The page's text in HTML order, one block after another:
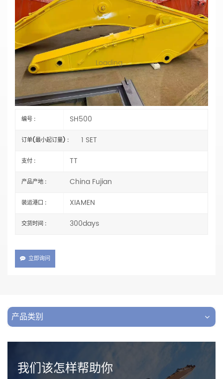
Loading...
主要参数
型号：SH500
类型：
长度：选择
材料：Q355B 或 Q690D
状态：全新
机械臂气缸类型：外贸类型（外国）
规格：OEM
水桶容量：选择
认证：CE、ISO9001:2000
编号 : SH500
订单(最小起订量) : 1 SET
支付 : TT
产品产地 : China Fujian
装运港口 : XIAMEN
交货时间 : 300days
立即询问
产品类别
我们该怎样帮助你